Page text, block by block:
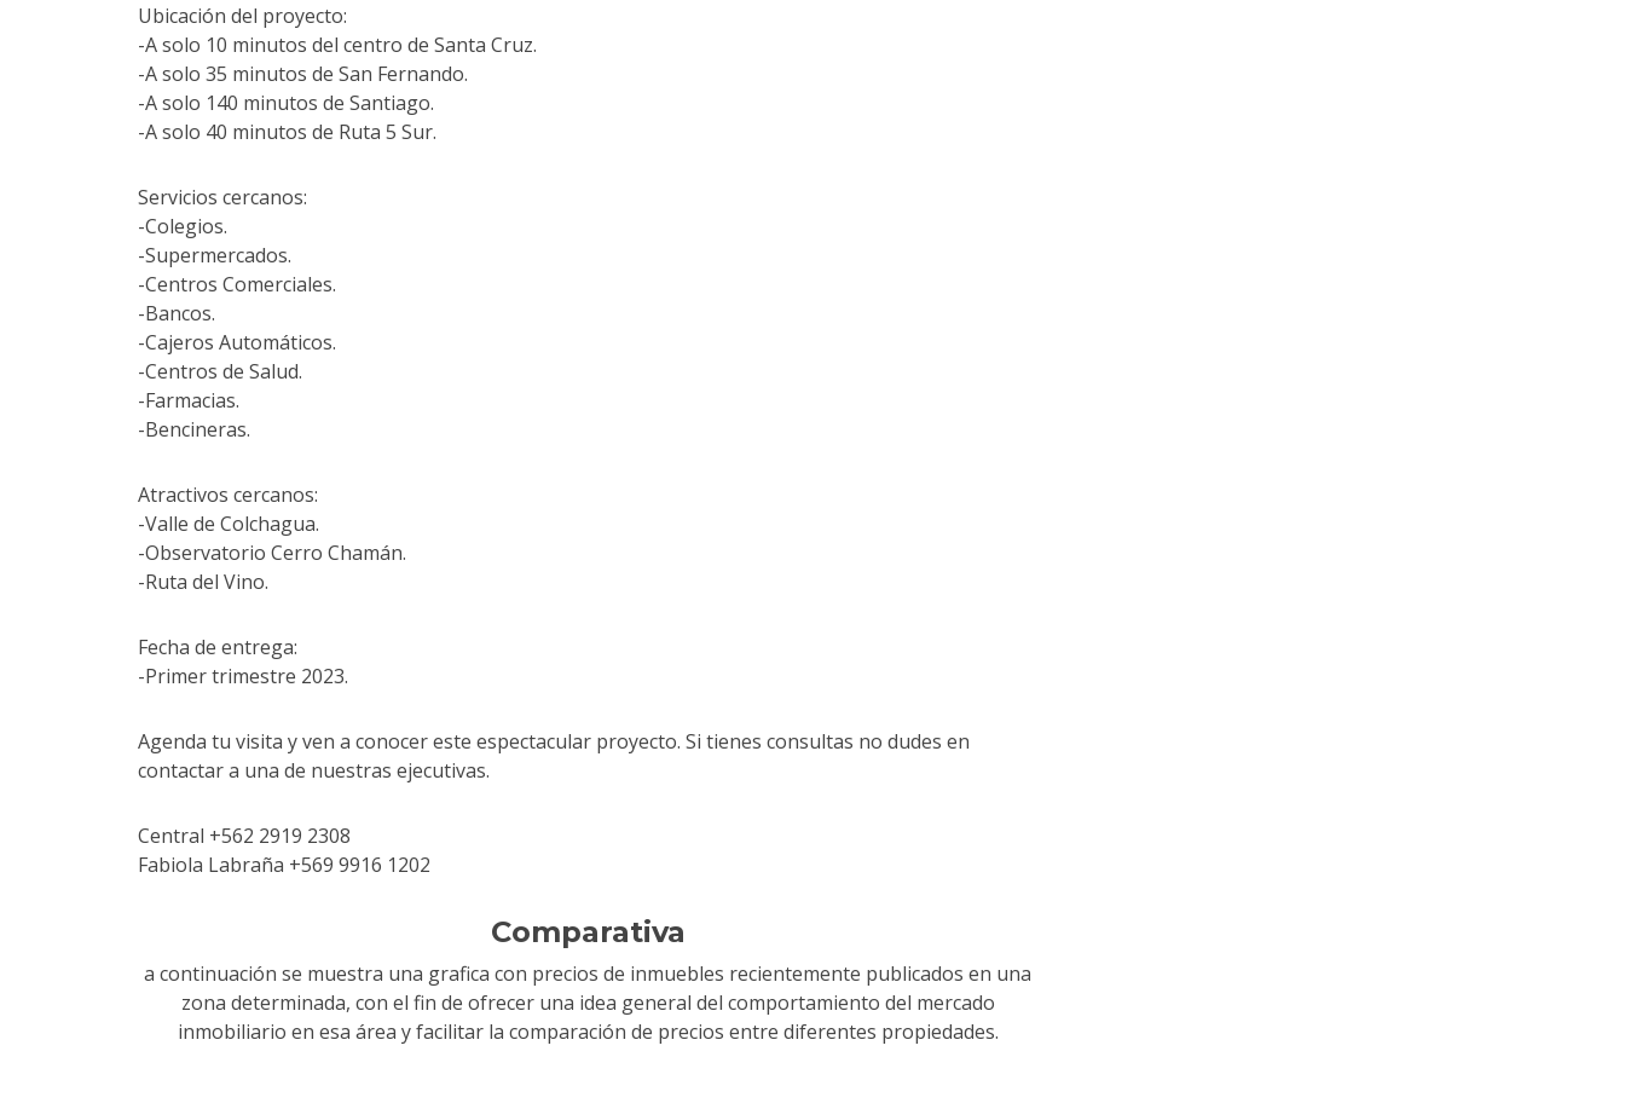
Ubicación del proyecto:
-A solo 10 minutos del centro de Santa Cruz.
-A solo 35 minutos de San Fernando.
-A solo 140 minutos de Santiago.
-A solo 40 minutos de Ruta 5 Sur.
Servicios cercanos:
-Colegios.
-Supermercados.
-Centros Comerciales.
-Bancos.
-Cajeros Automáticos.
-Centros de Salud.
-Farmacias.
-Bencineras.
Atractivos cercanos:
-Valle de Colchagua.
-Observatorio Cerro Chamán.
-Ruta del Vino.
Fecha de entrega:
-Primer trimestre 2023.
Agenda tu visita y ven a conocer este espectacular proyecto. Si tienes consultas no dudes en
contactar a una de nuestras ejecutivas.
Central +562 2919 2308
Fabiola Labraña +569 9916 1202
Comparativa
a continuación se muestra una grafica con precios de inmuebles recientemente publicados en una
zona determinada, con el fin de ofrecer una idea general del comportamiento del mercado
inmobiliario en esa área y facilitar la comparación de precios entre diferentes propiedades.